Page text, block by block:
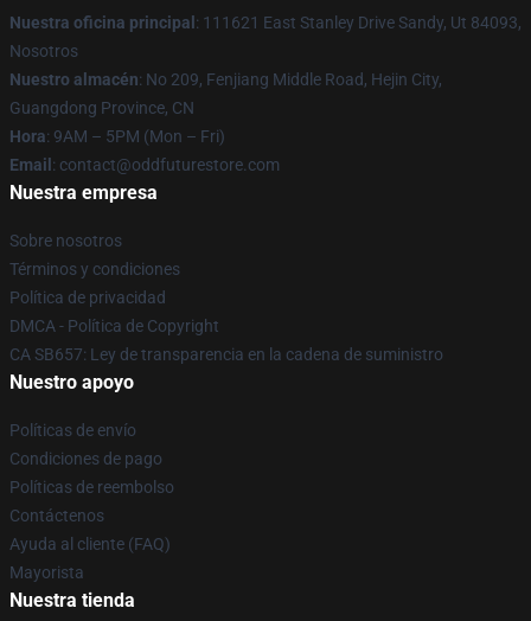
Nuestra oficina principal : 111621 East Stanley Drive Sandy, Ut 84093,
Nosotros
Nuestro almacén: No 209, Fenjiang Middle Road, Hejin City,
Guangdong Province, CN
Hora: 9AM – 5PM (Mon – Fri)
Email : contact@oddfuturestore.com
Nuestra empresa
Sobre nosotros
Términos y condiciones
Política de privacidad
DMCA - Política de Copyright
CA SB657: Ley de transparencia en la cadena de suministro
Nuestro apoyo
Políticas de envío
Condiciones de pago
Políticas de reembolso
Contáctenos
Ayuda al cliente (FAQ)
Mayorista
Nuestra tienda